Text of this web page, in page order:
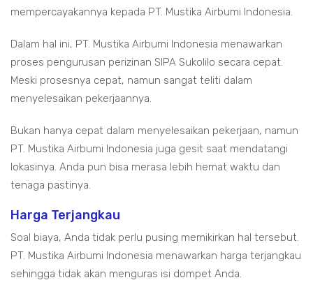
mempercayakannya kepada PT. Mustika Airbumi Indonesia.
Dalam hal ini, PT. Mustika Airbumi Indonesia menawarkan
proses pengurusan perizinan SIPA Sukolilo secara cepat.
Meski prosesnya cepat, namun sangat teliti dalam
menyelesaikan pekerjaannya.
Bukan hanya cepat dalam menyelesaikan pekerjaan, namun
PT. Mustika Airbumi Indonesia juga gesit saat mendatangi
lokasinya. Anda pun bisa merasa lebih hemat waktu dan
tenaga pastinya.
Harga Terjangkau
Soal biaya, Anda tidak perlu pusing memikirkan hal tersebut.
PT. Mustika Airbumi Indonesia menawarkan harga terjangkau
sehingga tidak akan menguras isi dompet Anda.